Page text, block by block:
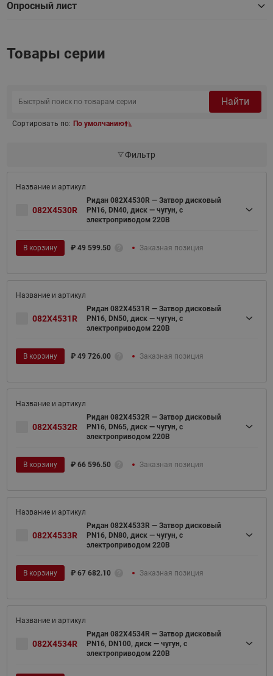
Опросный лист
Товары серии
Найти
Сортировать по: По умолчанию
Фильтр
082X4530R
Ридан 082X4530R — Затвор дисковый
PN16, DN40, диск — чугун, с
электроприводом 220В
В корзину ₽ 49 599.50 Заказная позиция
082X4531R
Ридан 082X4531R — Затвор дисковый
PN16, DN50, диск — чугун, с
электроприводом 220В
В корзину ₽ 49 726.00 Заказная позиция
082X4532R
Ридан 082X4532R — Затвор дисковый
PN16, DN65, диск — чугун, с
электроприводом 220В
В корзину ₽ 66 596.50 Заказная позиция
082X4533R
Ридан 082X4533R — Затвор дисковый
PN16, DN80, диск — чугун, с
электроприводом 220В
В корзину ₽ 67 682.10 Заказная позиция
082X4534R
Ридан 082X4534R — Затвор дисковый
PN16, DN100, диск — чугун, с
электроприводом 220В